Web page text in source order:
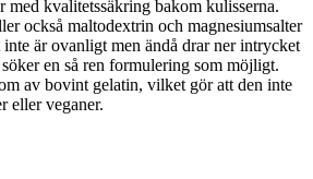
med kvalitetssäkring bakom kulisserna.
också maltodextrin och magnesiumsalter
är ovanligt men ändå drar ner intrycket
en så ren formulering som möjligt.
av bovint gelatin, vilket gör att den inte
eller veganer.